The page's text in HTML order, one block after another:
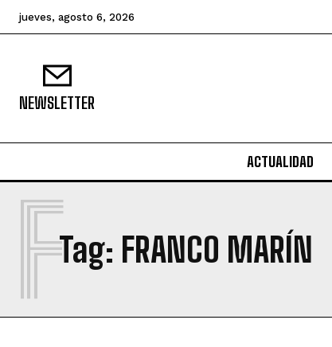
jueves, agosto 6, 2026
NEWSLETTER
ACTUALIDAD
Tag: FRANCO MARÍN
F